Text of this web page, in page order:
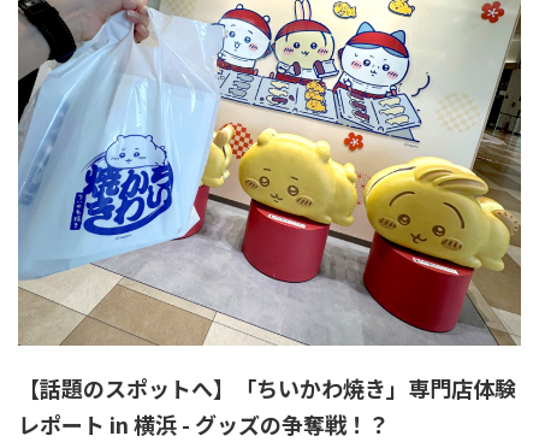
【話題のスポットへ】「ちいかわ焼き」専門店体験
レポート in 横浜 - グッズの争奪戦！？